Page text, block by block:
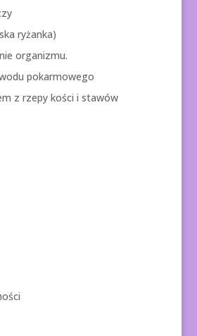
ryżanka)
organizmu.
pokarmowego
z rzepy kości i stawów